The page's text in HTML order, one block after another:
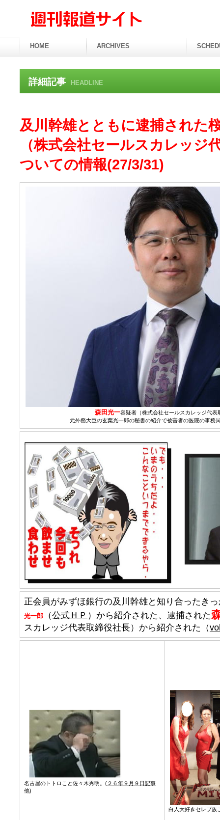
詳細記事 HEADLINE
及川幹雄とともに逮捕された
（株式会社セールスカレッジ
ついての情報(27/3/31)
森田光一容疑者（株式会社セールスカレッジ代表
元外務大臣の玄葉光一郎の秘書の紹介で被害者の医院の事務
正会員がみずほ銀行の及川幹雄と知り合ったき
光一郎 （公式ＨＰ ）から紹介された、逮捕された
スカレッジ代表取締役社長）から紹介された（
名古屋のトトロこと佐々木秀明。( ２６年９月９日記事
他)
白人大好きセレブ族
HOME ARCHIVES